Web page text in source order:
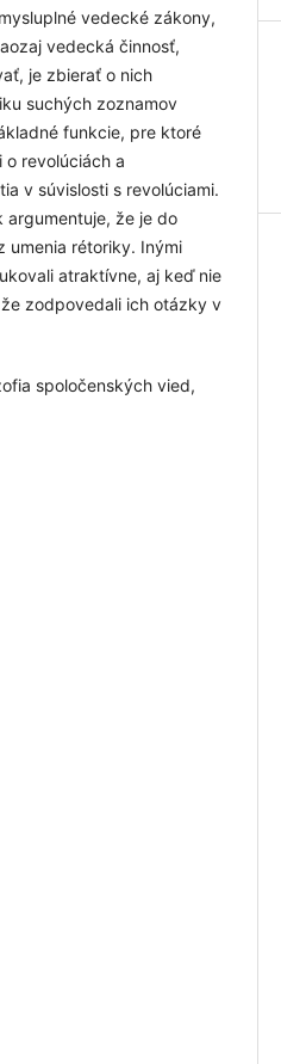
vedecké zákony,
vedecká činnosť,
je zbierať o nich
suchých zoznamov
funkcie, pre ktoré
revolúciách a
v súvislosti s revolúciami.
argumentuje, že je do
umenia rétoriky. Inými
atraktívne, aj keď nie
zodpovedali ich otázky v
spoločenských vied,